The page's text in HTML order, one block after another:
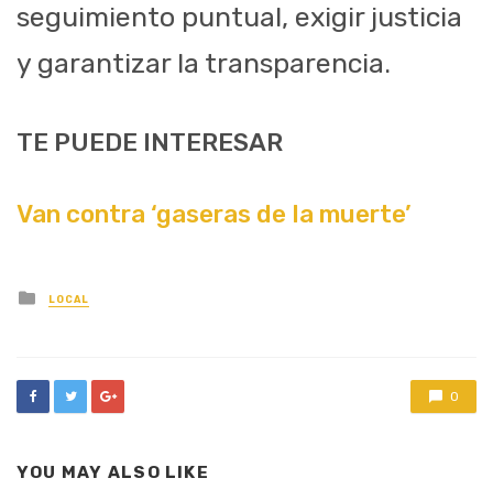
seguimiento puntual, exigir justicia
y garantizar la transparencia.
TE PUEDE INTERESAR
Van contra ‘gaseras de la muerte’
Posted
in
LOCAL
0
YOU MAY ALSO LIKE